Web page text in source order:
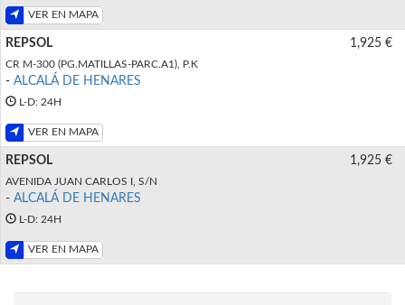
VER EN MAPA
REPSOL
CR M-300 (PG.MATILLAS-PARC.A1), P.K
- ALCALÁ DE HENARES
L-D: 24H
VER EN MAPA
1,925 €
REPSOL
AVENIDA JUAN CARLOS I, S/N
- ALCALÁ DE HENARES
L-D: 24H
VER EN MAPA
1,925 €